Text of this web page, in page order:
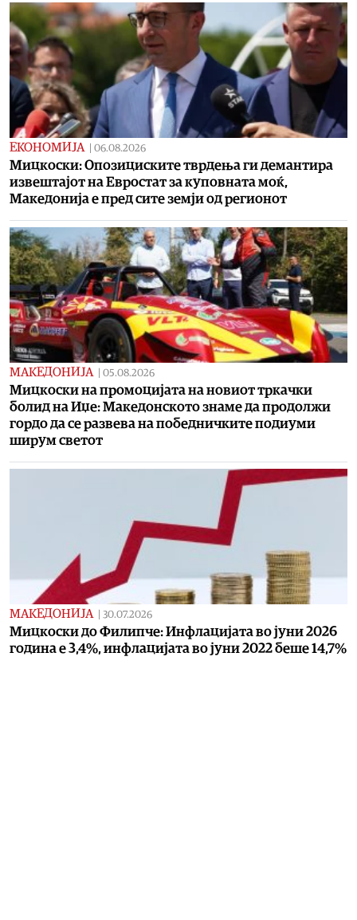
ЕКОНОМИЈА 06.08.2026
Мицкоски: Опозициските тврдења ги демантира
извештајот на Евростат за куповната моќ,
Македонија е пред сите земји од регионот
МАКЕДОНИЈА 05.08.2026
Мицкоски на промоцијата на новиот тркачки
болид на Иџе: Македонското знаме да продолжи
гордо да се развева на победничките подиуми
ширум светот
МАКЕДОНИЈА 30.07.2026
Мицкоски до Филипче: Инфлацијата во јуни 2026
година е 3,4%, инфлацијата во јуни 2022 беше 14,7%